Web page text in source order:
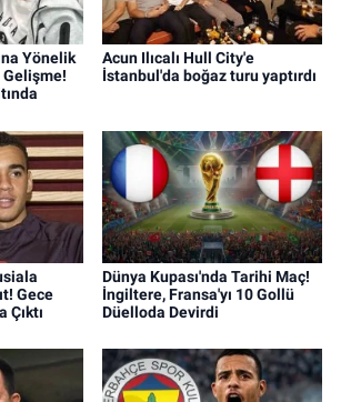
Yönelik
Gelişme!
Acun Ilıcalı Hull City'e
İstanbul'da boğaz turu yaptırdı
Gece
Çıktı
Dünya Kupası'nda Tarihi Maç!
İngiltere, Fransa'yı 10 Gollü
Düelloda Devirdi